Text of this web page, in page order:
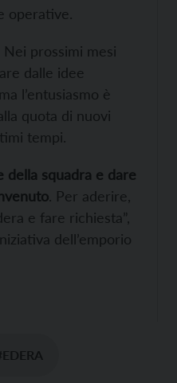
operative.
prossimi mesi
dalle idee
l’entusiasmo è
quota di nuovi
tempi.
della squadra e dare
. Per aderire,
e fare richiesta”,
dell’emporio